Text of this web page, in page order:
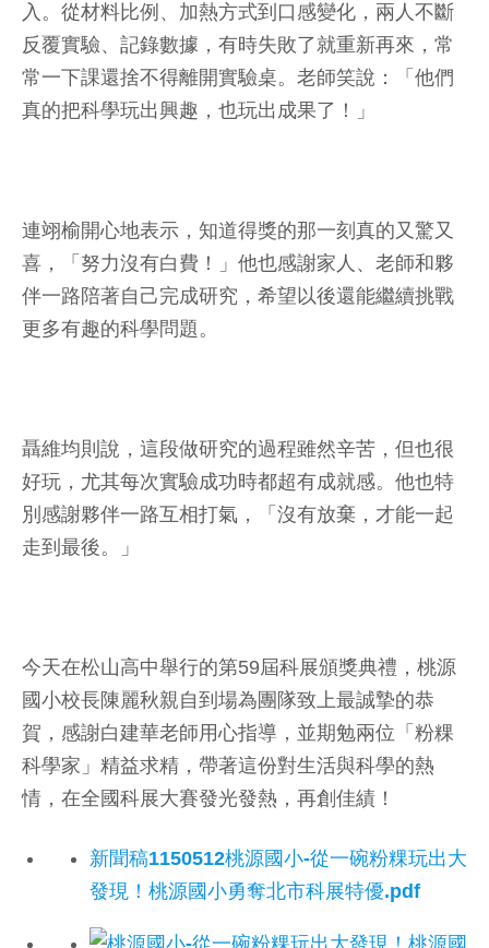
入。從材料比例、加熱方式到口感變化，兩人不斷
反覆實驗、記錄數據，有時失敗了就重新再來，常
常一下課還捨不得離開實驗桌。老師笑說：「他們
真的把科學玩出興趣，也玩出成果了！」
連翊榆開心地表示，知道得獎的那一刻真的又驚又
喜，「努力沒有白費！」他也感謝家人、老師和夥
伴一路陪著自己完成研究，希望以後還能繼續挑戰
更多有趣的科學問題。
聶維均則說，這段做研究的過程雖然辛苦，但也很
好玩，尤其每次實驗成功時都超有成就感。他也特
別感謝夥伴一路互相打氣，「沒有放棄，才能一起
走到最後。」
今天在松山高中舉行的第59屆科展頒獎典禮，桃源
國小校長陳麗秋親自到場為團隊致上最誠摯的恭
賀，感謝白建華老師用心指導，並期勉兩位「粉粿
科學家」精益求精，帶著這份對生活與科學的熱
情，在全國科展大賽發光發熱，再創佳績！
新聞稿1150512桃源國小-從一碗粉粿玩出大
發現！桃源國小勇奪北市科展特優.pdf